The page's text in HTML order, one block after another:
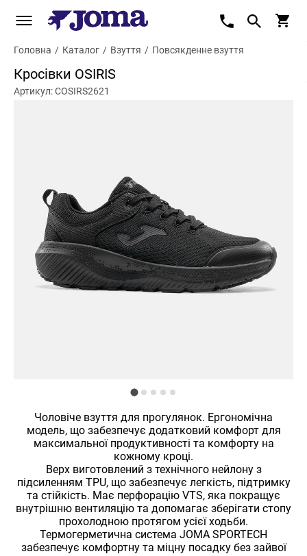
Головна / Каталог / Взуття / Повсякденне взуття
Кросівки OSIRIS
Артикул: COSIRS2621
Чоловіче взуття для прогулянок. Ергономічна
модель, що забезпечує додатковий комфорт для
максимальної продуктивності та комфорту на
кожному кроці.
Верх виготовлений з технічного нейлону з
підсиленням TPU, що забезпечує легкість, підтримку
та стійкість. Має перфорацію VTS, яка покращує
внутрішню вентиляцію та допомагає зберігати стопу
прохолодною протягом усієї ходьби.
Термогерметична система JOMA SPORTECH
забезпечує комфортну та міцну посадку без зайвої